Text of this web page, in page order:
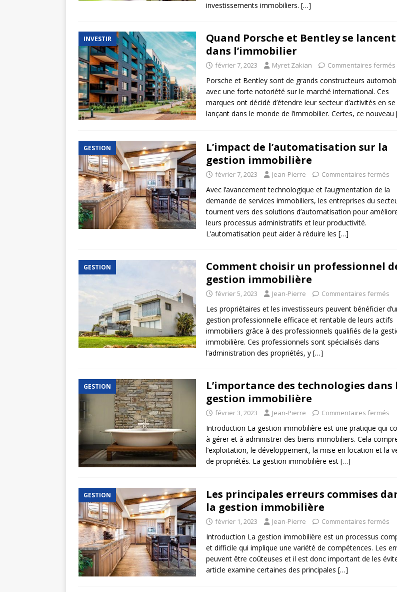
investissements immobiliers. […]
INVESTIR
Quand Porsche et Bentley se lancent
dans l’immobilier
février 7, 2023 Myret Zakian Commentaires fermés
Porsche et Bentley sont de grands constructeurs
avec une forte notoriété sur le marché international. Ces
marques ont décidé d’étendre leur secteur d’activités en se
lançant dans le monde de l’immobilier. Certes, ce nouveau
GESTION
L’impact de l’automatisation sur la
gestion immobilière
février 7, 2023 Jean-Pierre Commentaires fermés
Avec l’avancement technologique et l’augmentation de la
demande de services immobiliers, les entreprises du
tournent vers des solutions d’automatisation pour
leurs processus administratifs et leur productivité.
L’automatisation peut aider à réduire les […]
GESTION
Comment choisir un professionnel
gestion immobilière
février 5, 2023 Jean-Pierre Commentaires fermés
Les propriétaires et les investisseurs peuvent bénéficier
gestion professionnelle efficace et rentable de leurs actifs
immobiliers grâce à des professionnels qualifiés de la
immobilière. Ces professionnels sont spécialisés dans
l’administration des propriétés, y […]
GESTION
L’importance des technologies dans
gestion immobilière
février 3, 2023 Jean-Pierre Commentaires fermés
Introduction La gestion immobilière est une pratique qui
à gérer et à administrer des biens immobiliers. Cela
l’exploitation, le développement, la mise en location et la
de propriétés. La gestion immobilière est […]
GESTION
Les principales erreurs commises
la gestion immobilière
février 1, 2023 Jean-Pierre Commentaires fermés
Introduction La gestion immobilière est un processus
et difficile qui implique une variété de compétences. Les
peuvent être coûteuses et il est donc important de les
article examine certaines des principales […]